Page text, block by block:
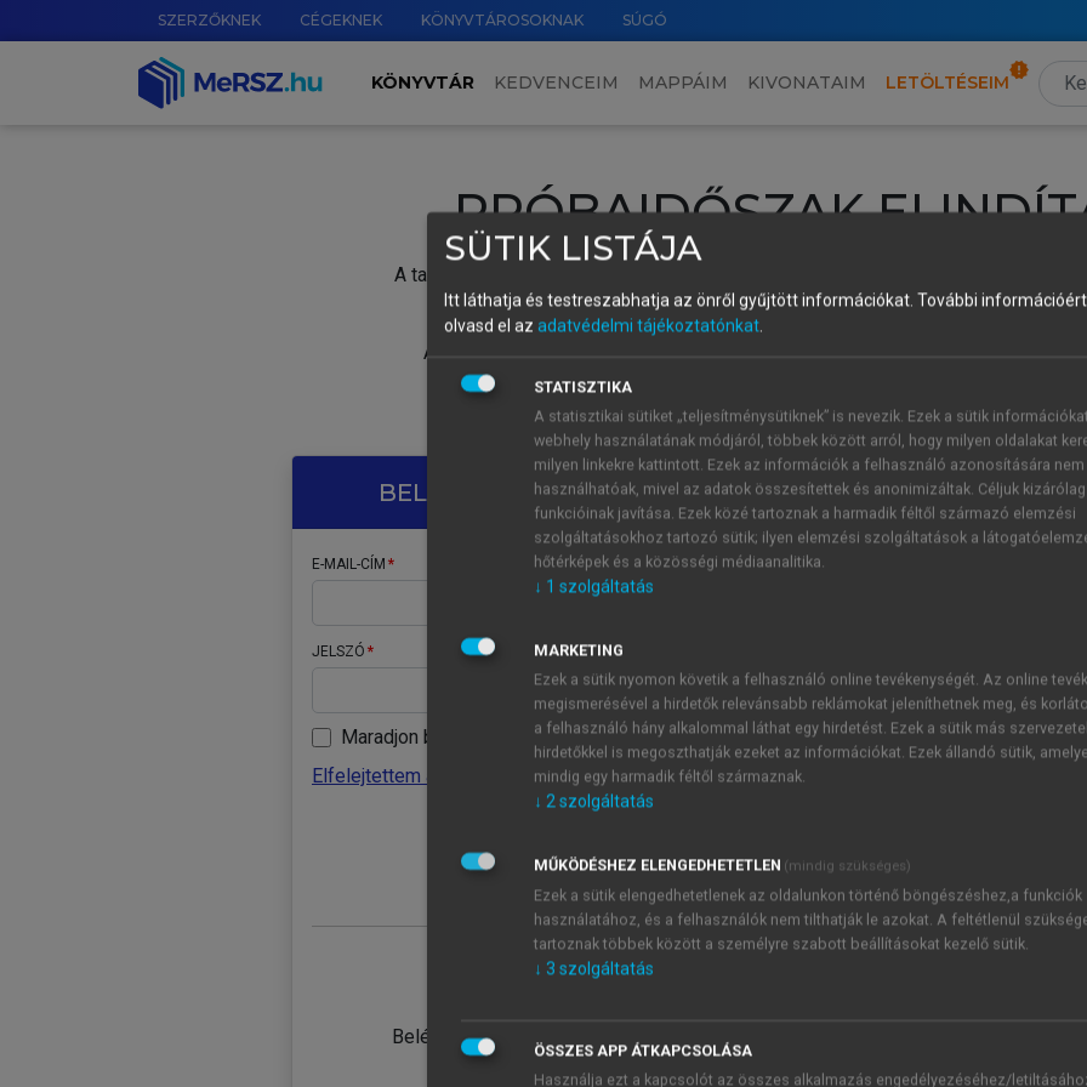
SZERZŐKNEK CÉGEKNEK KÖNYVTÁROSOKNAK SÚGÓ
KÖNYVTÁR KEDVENCEIM MAPPÁIM KIVONATAIM LETÖLTÉSEIM
PRÓBAIDŐSZAK
A tartalom megtekintéséhez lépj be a saját fiókoddal, iskolai azonosítóddal vagy
Új felhasználóként1 óra díjmentes hozzáférésrevagy
A próbaidőszak elindításához,
vagy hozz
A regisztráció után a
BELÉPÉS SAJÁT FIÓKKAL
E-MAIL-CÍM
JELSZÓ
Maradjon belépve
Elfelejtettem a jelszavamat
Belépés intézményi azonosítóval
ÚJ FIÓK
1 óra
JELSZÓ
Kérek értesítést a MeRSZ
Kérek értesítést az
SÜTIK LISTÁJA
Itt láthatja és testreszabhatja az önről gyűjtött információkat. További
olvasd el az adatvédelmi tájékoztatónkat.
STATISZTIKA
A statisztikai sütiket „teljesítménysütiknek” is nevezik. Ezek a sütik
webhely használatának módjáról, többek között arról, hogy milyen oldalakat
milyen linkekre kattintott. Ezek az információk a felhasználó azonosítására nem
használhatóak, mivel az adatok összesítettek és anonimizáltak. Céljuk
funkcióinak javítása. Ezek közé tartoznak a harmadik féltől származó elemzési
szolgáltatásokhoz tartozó sütik; ilyen elemzési szolgáltatások a
hőtérképek és a közösségi médiaanalitika.
↓ 1 szolgáltatás
MARKETING
Ezek a sütik nyomon követik a felhasználó online tevékenységét. Az online
megismerésével a hirdetők relevánsabb reklámokat jeleníthetnek meg, és
a felhasználó hány alkalommal láthat egy hirdetést. Ezek a sütik más
hirdetőkkel is megoszthatják ezeket az információkat. Ezek állandó sütik,
mindig egy harmadik féltől származnak.
↓ 2szolgáltatás
MŰKÖDÉSHEZ ELENGEDHETETLEN (mindig szükséges)
Ezek a sütik elengedhetetlenek az oldalunkon történő böngészéshez,a funkciók
használatához, és a felhasználók nem tilthatják le azokat. A feltétlenül
tartoznak többek között a személyre szabott beállításokat kezelő sütik.
↓ 3 szolgáltatás
ÖSSZES APP ÁTKAPCSOLÁSA
Használja ezt a kapcsolót az összes alkalmazás engedélyezéséhez/